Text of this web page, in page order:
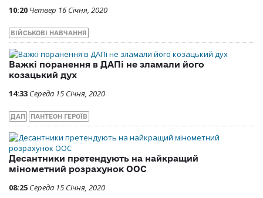
10:20 Четвер 16 Січня, 2020
ВІЙСЬКОВІ НАВЧАННЯ
Важкі поранення в ДАПі не зламали його
козацький дух
14:33 Середа 15 Січня, 2020
ДАП ПАНТЕОН ГЕРОЇВ
Десантники претендують на найкращий
мінометний розрахунок ООС
08:25 Середа 15 Січня, 2020